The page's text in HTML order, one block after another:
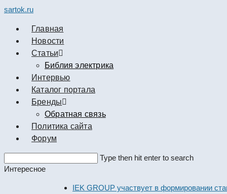
sartok.ru
Главная
Новости
Cтатьи
Библия электрика
Интервью
Каталог портала
Бренды
Обратная связь
Политика сайта
Форум
this
Type then hit enter to search
Интересное
IEK GROUP участвует в формировании